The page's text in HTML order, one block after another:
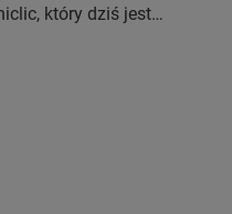
który dziś jest
stosowanym przy